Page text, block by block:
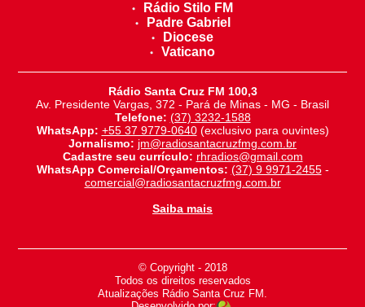
Rádio Stilo FM
Padre Gabriel
Diocese
Vaticano
Rádio Santa Cruz FM 100,3
Av. Presidente Vargas, 372 - Pará de Minas - MG - Brasil
Telefone: (37) 3232-1588
WhatsApp: +55 37 9779-0640(exclusivo para ouvintes)
Jornalismo: jm@radiosantacruzfmg.com.br
Cadastre seu currículo: rhradios@gmail.com
WhatsApp Comercial/Orçamentos: (37) 9 9971-2455-
comercial@radiosantacruzfmg.com.br
Saiba mais
© Copyright - 2018
-
Todos os direitos reservados
-
Atualizações Rádio Santa Cruz FM.